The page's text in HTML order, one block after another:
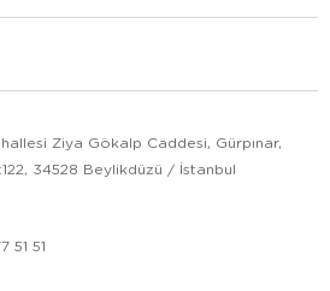
Ziya Gökalp Caddesi, Gürpınar,
34528 Beylikdüzü / İstanbul
51 51